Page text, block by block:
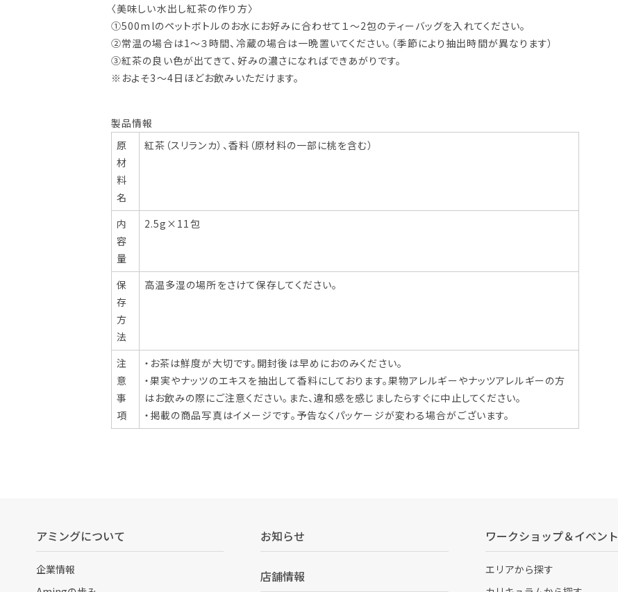
〈美味しい水出し紅茶の作り方〉
①500mlのペットボトルのお水にお好みに合わせて１〜2包のティーバッグを入れてください。
②常温の場合は1〜３時間、冷蔵の場合は一晩置いてください。（季節により抽出時間が異なります）
③紅茶の良い色が出てきて、好みの濃さになればできあがりです。
※およそ3〜4日ほどお飲みいただけます。
製品情報
原
材
料
名
紅茶（スリランカ）、香料（原材料の一部に桃を含む）
内
容
量
2.5g×11包
保
存
方
法
高温多湿の場所をさけて保存してください。
注
意
事
項
・お茶は鮮度が大切です。開封後は早めにおのみください。
・果実やナッツのエキスを抽出して香料にしております。果物アレルギーやナッツアレルギーの方
はお飲みの際にご注意ください。また、違和感を感じましたらすぐに中止してください。
・掲載の商品写真はイメージです。予告なくパッケージが変わる場合がございます。
アミングについて
企業情報
お知らせ
店舗情報
ワークショップ＆イベント
エリアから探す